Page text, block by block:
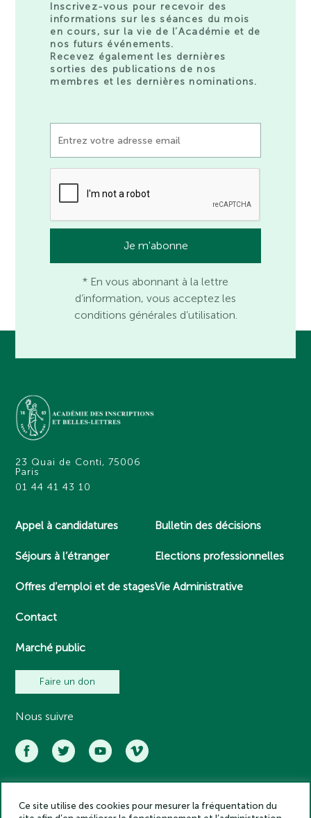
Inscrivez-vous pour recevoir des
informations sur les séances du mois
en cours, sur la vie de l’Académie et de
nos futurs événements.
Recevez également les dernières
sorties des publications de nos
membres et les dernières nominations.
* En vous abonnant à la lettre
d’information, vous acceptez les
conditions générales d’utilisation.
23 Quai de Conti, 75006
Paris
01 44 41 43 10
Appel à candidatures
Séjours à l’étranger
Offres d’emploi et de stages
Contact
Marché public
Bulletin des décisions
Elections professionnelles
Vie Administrative
Faire un don
Nous suivre
Académie des inscriptions et belles lettres – Tous droits réservés
Ce site utilise des cookies pour mesurer la fréquentation du